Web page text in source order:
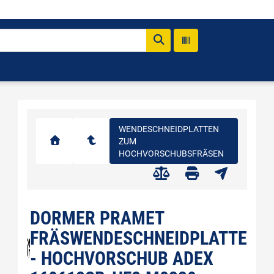
WENDESCHNEIDPLATTEN
ZUM
HOCHVORSCHUBSFRÄSEN
DORMER PRAMET
FRÄSWENDESCHNEIDPLATTE
- HOCHVORSCHUB ADEX